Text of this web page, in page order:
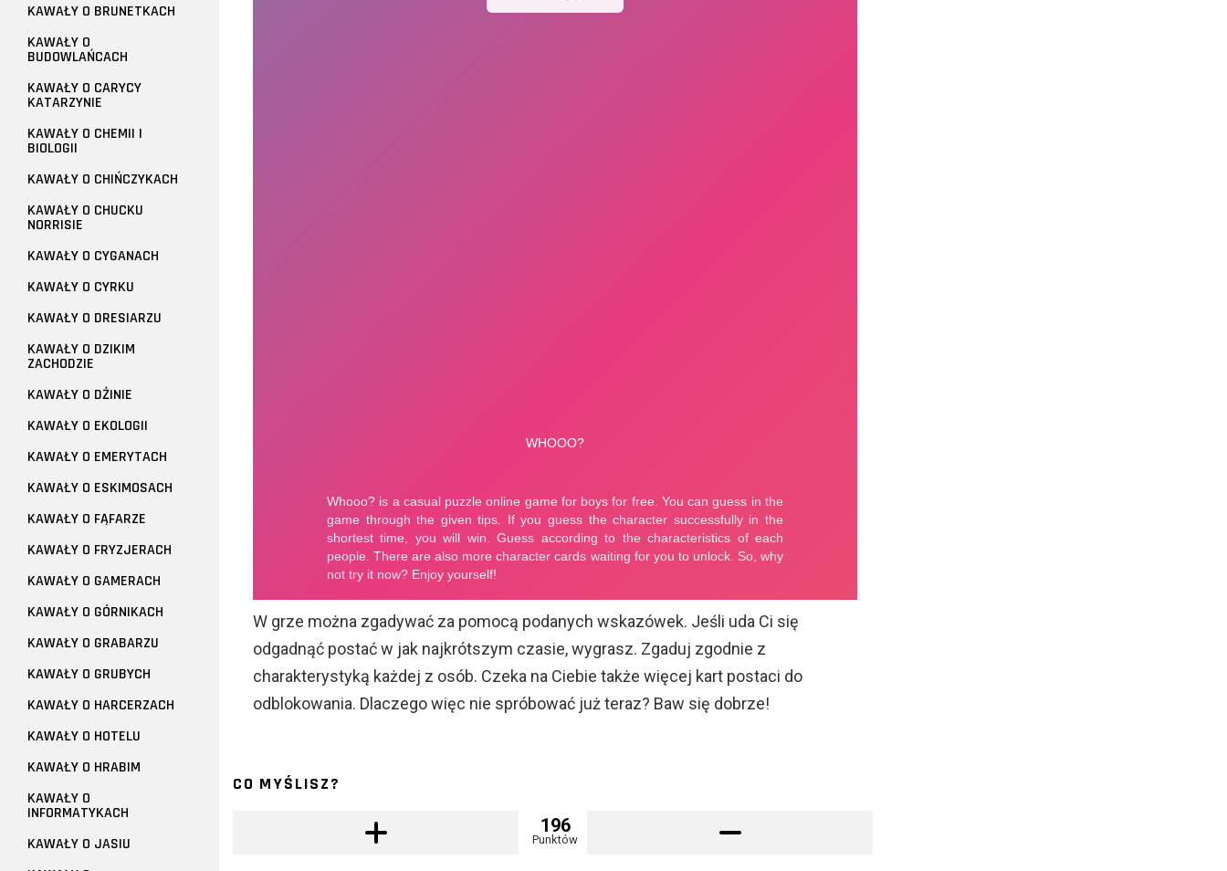
W grze można zgadywać za pomocą podanych wskazówek. Jeśli uda Ci się
odgadnąć postać w jak najkrótszym czasie, wygrasz. Zgaduj zgodnie z
charakterystyką każdej z osób. Czeka na Ciebie także więcej kart postaci do
odblokowania. Dlaczego więc nie spróbować już teraz? Baw się dobrze!
CO MYŚLISZ?
196
Punktów
KAWAŁY O BRUNETKACH
KAWAŁY O
BUDOWLAŃCACH
KAWAŁY O CARYCY
KATARZYNIE
KAWAŁY O CHEMII I
BIOLOGII
KAWAŁY O CHIŃCZYKACH
KAWAŁY O CHUCKU
NORRISIE
KAWAŁY O CYGANACH
KAWAŁY O CYRKU
KAWAŁY O DRESIARZU
KAWAŁY O DZIKIM
ZACHODZIE
KAWAŁY O DŻINIE
KAWAŁY O EKOLOGII
KAWAŁY O EMERYTACH
KAWAŁY O ESKIMOSACH
KAWAŁY O FĄFARZE
KAWAŁY O FRYZJERACH
KAWAŁY O GAMERACH
KAWAŁY O GÓRNIKACH
KAWAŁY O GRABARZU
KAWAŁY O GRUBYCH
KAWAŁY O HARCERZACH
KAWAŁY O HOTELU
KAWAŁY O HRABIM
KAWAŁY O
INFORMATYKACH
KAWAŁY O JASIU